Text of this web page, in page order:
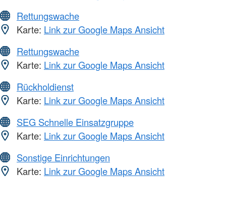
Rettungswache
Karte: Link zur Google Maps Ansicht
Rettungswache
Karte: Link zur Google Maps Ansicht
Rückholdienst
Karte: Link zur Google Maps Ansicht
SEG Schnelle Einsatzgruppe
Karte: Link zur Google Maps Ansicht
Sonstige Einrichtungen
Karte: Link zur Google Maps Ansicht